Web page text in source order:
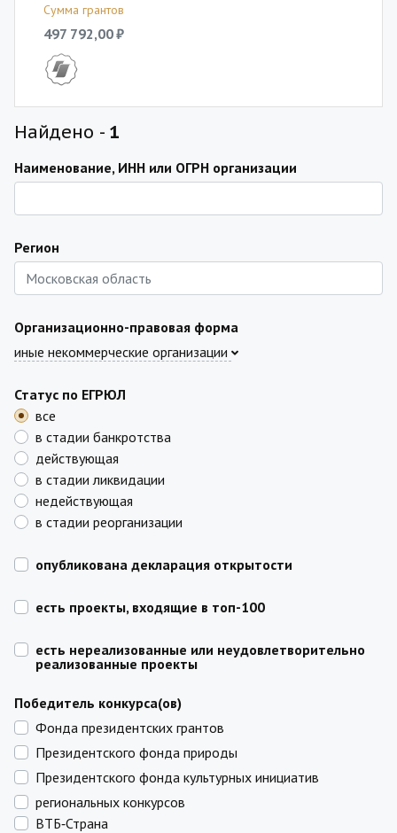
Сумма грантов
497 792,00 ₽
Найдено - 1
Наименование, ИНН или ОГРН организации
Регион
Организационно-правовая форма
иные некоммерческие организации
Статус по ЕГРЮЛ
все
в стадии банкротства
действующая
в стадии ликвидации
недействующая
в стадии реорганизации
опубликована декларация открытости
есть проекты, входящие в топ-100
есть нереализованные или неудовлетворительно
реализованные проекты
Победитель конкурса(ов)
Фонда президентских грантов
Президентского фонда природы
Президентского фонда культурных инициатив
региональных конкурсов
ВТБ‑Страна